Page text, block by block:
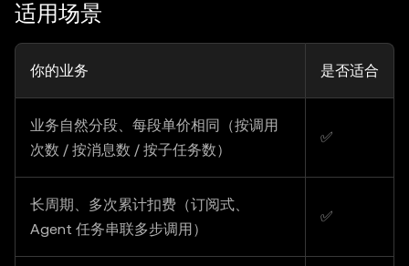
适用场景
你的业务 是否适合
业务自然分段、每段单价相同（按调用
次数 / 按消息数 / 按子任务数）
✅
长周期、多次累计扣费（订阅式、
Agent 任务串联多步调用）
✅